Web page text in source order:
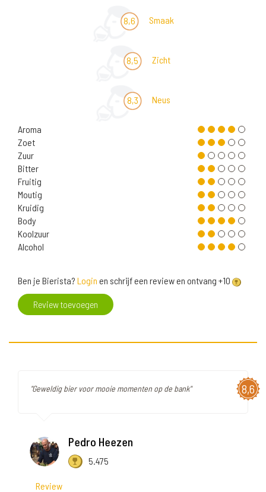
8,6 Smaak
8,5 Zicht
8,3 Neus
Aroma
Zoet
Zuur
Bitter
Fruitig
Moutig
Kruidig
Body
Koolzuur
Alcohol
Ben je Bierista? Login en schrijf een review en ontvang +10
Review toevoegen
8,6
"Geweldig bier voor mooie momenten op de bank"
Pedro Heezen
5.475
Review